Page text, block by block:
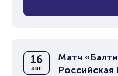
16
авг.
Матч
Российская